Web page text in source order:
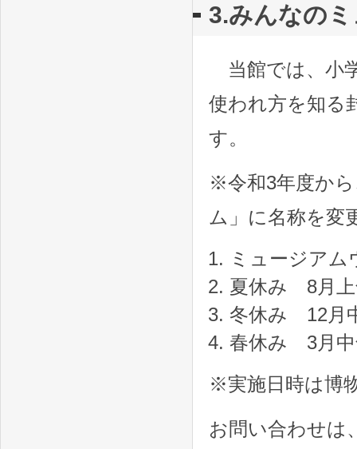
3.みんなの
当館では、小
使われ方を知る
す。
※令和3年度か
ム」に名称を変
ミュージア
夏休み 8月
冬休み 12月
春休み 3月
※実施日時は博
お問い合わせは